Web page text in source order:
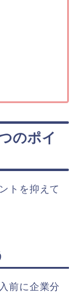
のポイ
トを抑えて
前に企業分